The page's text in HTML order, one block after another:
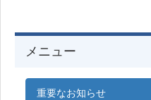
メニュー
重要なお知らせ